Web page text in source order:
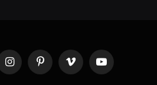
InstagramPinterestVimeo YouTube